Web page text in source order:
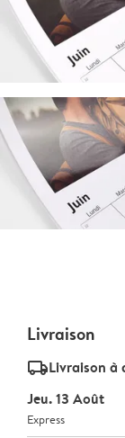
Livraison
delivery_standard_v2Livraison à
Jeu. 13 Août
Express